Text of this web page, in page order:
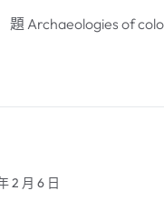
Archaeologies of
2 月 6 日